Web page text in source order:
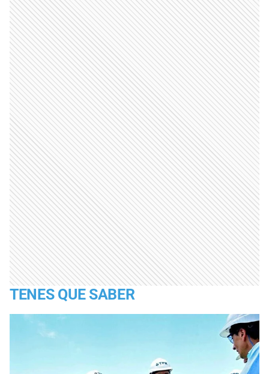
TENES QUE SABER